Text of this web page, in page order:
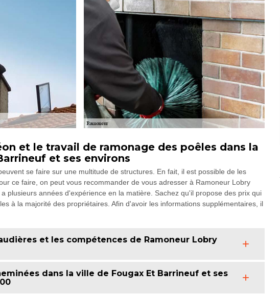
et le travail de ramonage des poêles dans la
et ses environs
se faire sur une multitude de structures. En fait, il est possible de les
ce faire, on peut vous recommander de vous adresser à Ramoneur Lobry
plusieurs années d'expérience en la matière. Sachez qu'il propose des prix qui
à la majorité des propriétaires. Afin d'avoir les informations supplémentaires, il
et les compétences de Ramoneur Lobry
dans la ville de Fougax Et Barrineuf et ses